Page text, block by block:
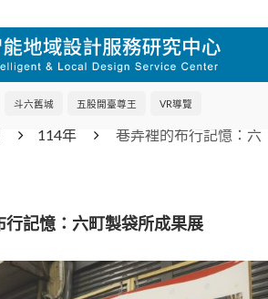
斗六舊城 五股開臺尊王 VR導覽
114年
巷弄裡的布行記憶：六
行記憶：六町製袋所成果展